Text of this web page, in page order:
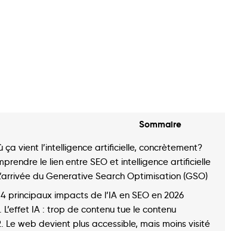
Sommaire
ça vient l’intelligence artificielle, concrètement?
le lien entre SEO et intelligence artificielle
du Generative Search Optimisation (GSO)
4 principaux impacts de l’IA en SEO en 2026
L’effet IA : trop de contenu tue le contenu
Le web devient plus accessible, mais moins visité